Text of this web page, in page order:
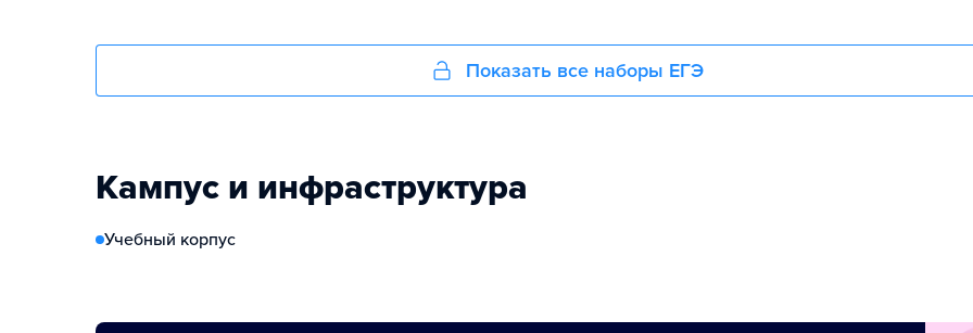
Показать все наборы ЕГЭ
Кампус и инфраструктура
Учебный корпус